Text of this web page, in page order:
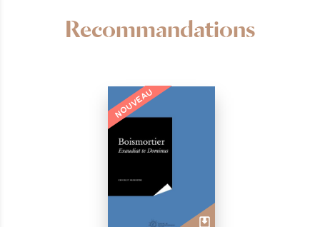
Recommandations
NOUVEAU